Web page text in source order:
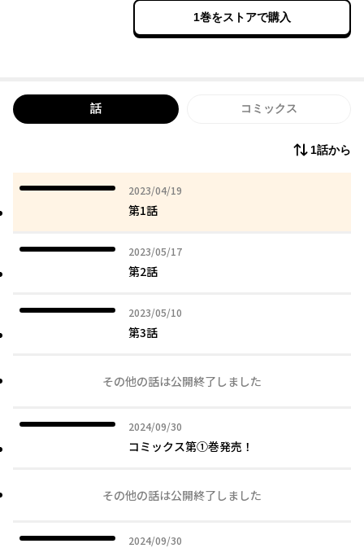
1巻をストアで購入
話 コミックス
1話から
2023/04/19
2023年04月19日
第1話
2023/05/17
2023年05月17日
第2話
2023/05/10
2023年05月10日
第3話
その他の話は公開終了しました
2024/09/30
2024年09月30日
コミックス第①巻発売！
その他の話は公開終了しました
2024/09/30
2024年09月30日